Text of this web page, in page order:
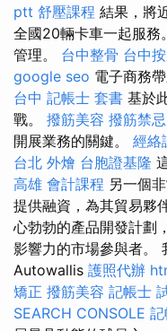
ptt 舒壓課程 結果，將
全國20輛卡車一起服務
管理。 台中整骨 台中
google seo 電子商務
台中 記帳士 套書 基於
戰。 撥筋美容 撥筋禁忌
開展業務的關鍵。 經絡
台北 外燴 台胞證基隆
高雄 會計課程 另一個
提供融資，為其貿易夥
心勃勃的產品開發計劃
影響力的市場參與者。
Autowallis 護照代辦
矯正 撥筋美容 記帳士
SEARCH CONSOLE